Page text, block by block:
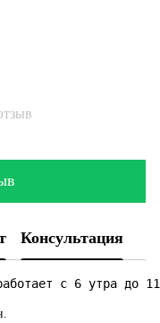
Консультация
с 6 утра до